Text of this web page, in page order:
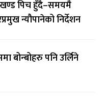
पिच हुँदै–समयमै
न्यौपानेको निर्देशन
बोन्बोहरु पनि उर्लिने